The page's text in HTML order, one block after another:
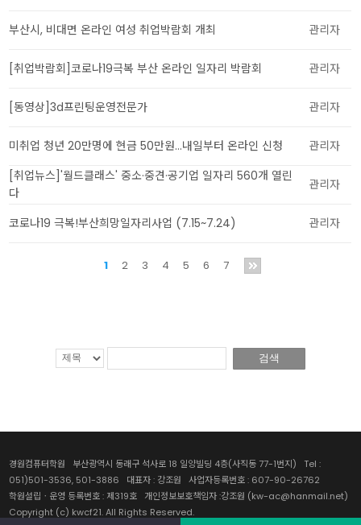
부산시, 비대면 온라인 여성 취업박람회 개최 관리자
[취업박람회]코로나19극복 부산 온라인 일자리 박람회 관리자
[동영상]3d프린팅운영전문가 관리자
미취업 청년 20만명에 현금 50만원…내일부터 온라인 신청
관리자
[취업뉴스]'월드클래스' 중소·중견·공기업 일자리 560개 열린
다
관리자
코로나19 극복!부산희망일자리사업 (7.15~7.24) 관리자
1 2 3 4 5 6 7
경원컴퓨터학원 부산광역시 동래구 석사로 18 일양빌딩 4층(사직동 77-1번지) Tel :
051)501-3536, 501-3886 대표자 : 강조원 사업자등록번호 : 607-90-26762
학원설립ㆍ운영 등록번호 : 제319호 개인정보보호책임자 :강조원 (kw-ac@hanmail.net)
Copyright (c) kwcf21. All Rights Reserved.